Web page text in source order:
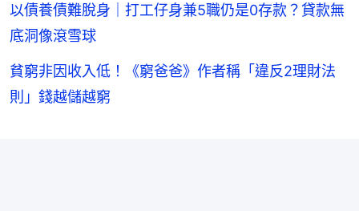
以債養債難脫身｜打工仔身兼5職仍是0存款？貸款無
底洞像滾雪球
貧窮非因收入低！《窮爸爸》作者稱「違反2理財法
則」錢越儲越窮